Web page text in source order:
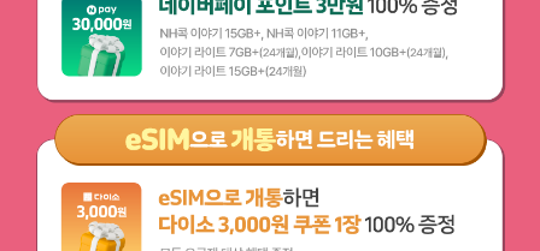
4월, 3Mbps 요금제 가입 시 3만원 증정! 네이버페이 포인트 3만원